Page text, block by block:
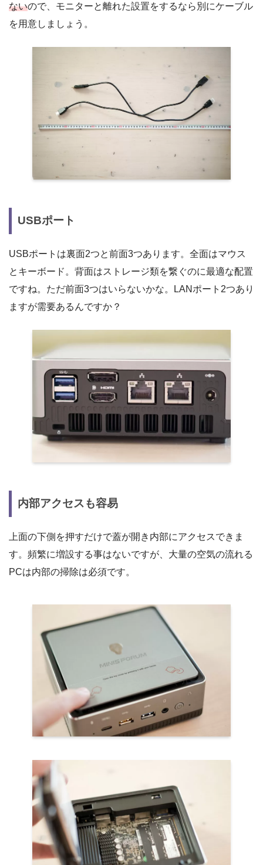
ないので、モニターと離れた設置をするなら別にケーブル
を用意しましょう。
USBポート
USBポートは裏面2つと前面3つあります。全面はマウス
とキーボード。背面はストレージ類を繋ぐのに最適な配置
ですね。ただ前面3つはいらないかな。LANポート2つあり
ますが需要あるんですか？
内部アクセスも容易
上面の下側を押すだけで蓋が開き内部にアクセスできま
す。頻繁に増設する事はないですが、大量の空気の流れる
PCは内部の掃除は必須です。